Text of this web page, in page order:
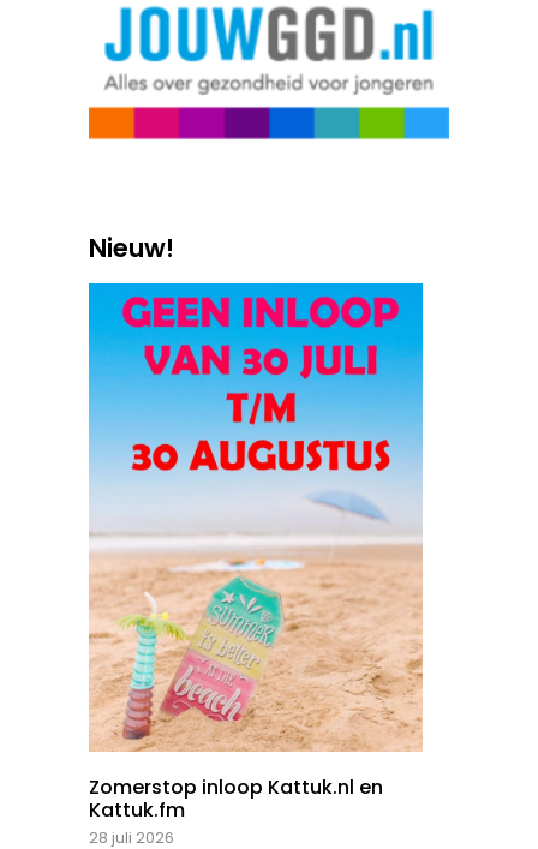
Nieuw!
Zomerstop inloop Kattuk.nl en
Kattuk.fm
28 juli 2026